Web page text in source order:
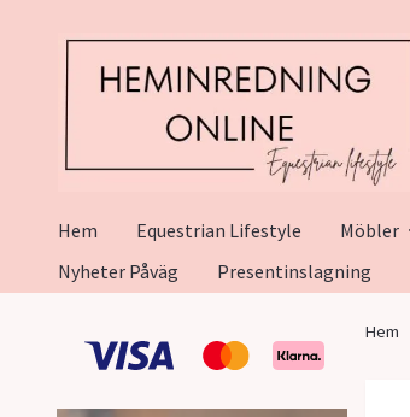
Hem Equestrian Lifestyle Möbler
Nyheter Påväg
Presentinslagning
Hem